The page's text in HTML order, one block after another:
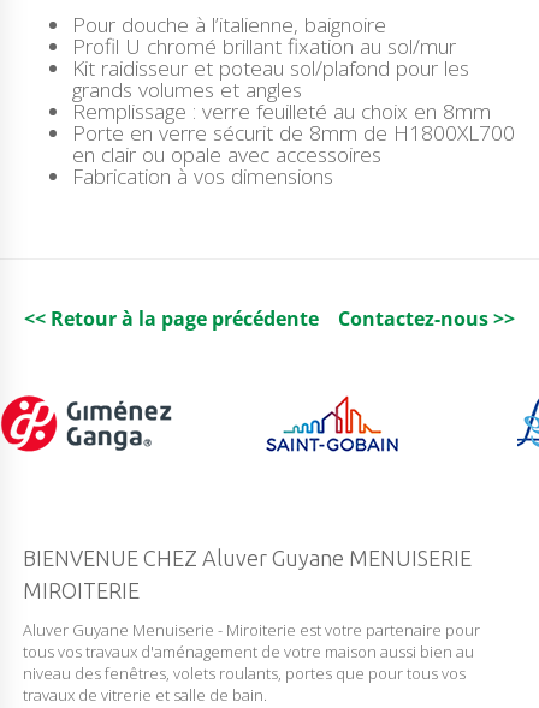
D
E
L
A
C
O
B
E
L
B
Pour douche à l’italienne, baignoire
Profil U chromé brillant fixation au sol/mur
Kit raidisseur et poteau sol/plafond pour les
grands volumes et angles
Remplissage : verre feuilleté au choix en 8mm
Porte en verre sécurit de 8mm de H1800XL700
en clair ou opale avec accessoires
Fabrication à vos dimensions
<< Retour à la page précédente Contactez-nous >>
BIENVENUE CHEZ Aluver Guyane MENUISERIE
MIROITERIE
Aluver Guyane Menuiserie - Miroiterie est votre partenaire pour
tous vos travaux d'aménagement de votre maison aussi bien au
niveau des fenêtres, volets roulants, portes que pour tous vos
travaux de vitrerie et salle de bain.